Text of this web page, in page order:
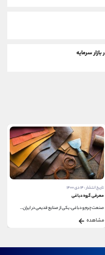
سرمایه
تاریخ انتشار : ۱۴ دی ۱۴۰۰
معرفی گروه دباغی
صنعت چرم و دباغی، یکی از صنایع قدیمی در ایران...
مشاهده